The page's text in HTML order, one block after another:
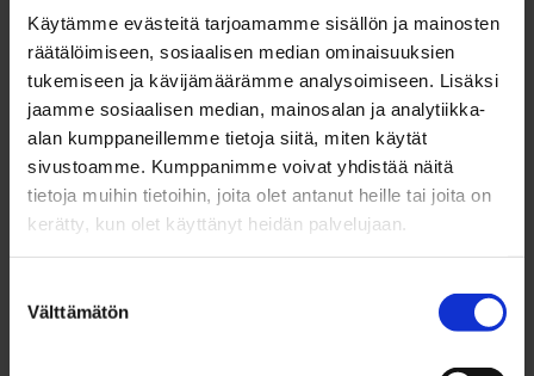
Käytämme evästeitä tarjoamamme sisällön ja mainosten
räätälöimiseen, sosiaalisen median ominaisuuksien
tukemiseen ja kävijämäärämme analysoimiseen. Lisäksi
jaamme sosiaalisen median, mainosalan ja analytiikka-
alan kumppaneillemme tietoja siitä, miten käytät
sivustoamme. Kumppanimme voivat yhdistää näitä
tietoja muihin tietoihin, joita olet antanut heille tai joita on
kerätty, kun olet käyttänyt heidän palvelujaan.
valinta
Välttämätön
KORTTELIN NUMERO 114
TONTIN NUMERO 240
RAKENNUSOIKEUS
Kari Viik, p. 040 575 8082